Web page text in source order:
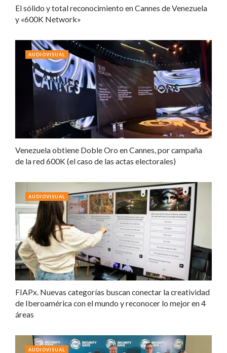
El sólido y total reconocimiento en Cannes de Venezuela
y «600K Network»
Venezuela obtiene Doble Oro en Cannes, por campaña
de la red 600K (el caso de las actas electorales)
AUDIOVISUAL
FIAPx. Nuevas categorías buscan conectar la creatividad
de Iberoamérica con el mundo y reconocer lo mejor en 4
áreas
AUDIOVISUAL
AUDIOVISUAL